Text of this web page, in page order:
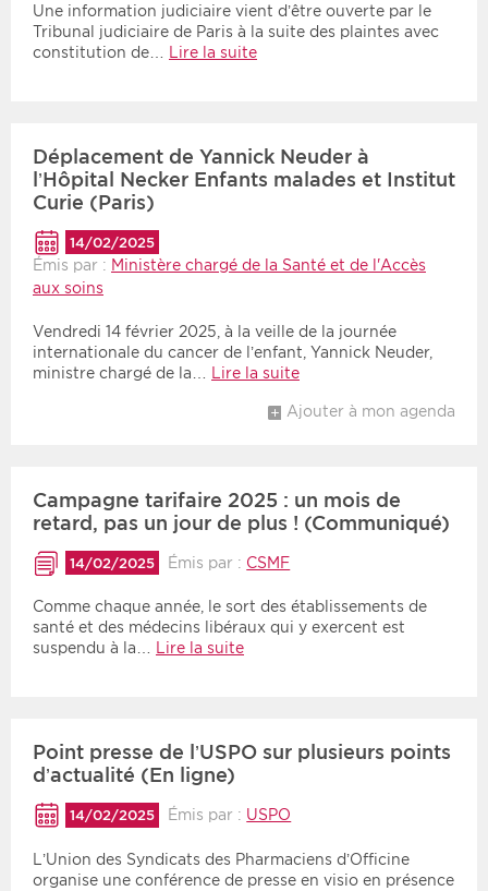
Une information judiciaire vient d’être ouverte par le
Tribunal judiciaire de Paris à la suite des plaintes avec
constitution de…
Lire la suite
Déplacement de Yannick Neuder à
l’Hôpital Necker Enfants malades et Institut
Curie (Paris)
14/02/2025
Émis par : Ministère chargé de la Santé et de l'Accès
aux soins
Vendredi 14 février 2025, à la veille de la journée
internationale du cancer de l’enfant, Yannick Neuder,
ministre chargé de la…
Lire la suite
Ajouter à mon agenda
Campagne tarifaire 2025 : un mois de
retard, pas un jour de plus ! (Communiqué)
14/02/2025 Émis par : CSMF
Comme chaque année, le sort des établissements de
santé et des médecins libéraux qui y exercent est
suspendu à la… Lire la suite
Point presse de l’USPO sur plusieurs points
d’actualité (En ligne)
14/02/2025 Émis par : USPO
L’Union des Syndicats des Pharmaciens d’Officine
organise une conférence de presse en visio en présence